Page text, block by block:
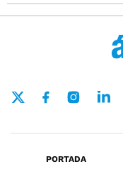
PORTADA